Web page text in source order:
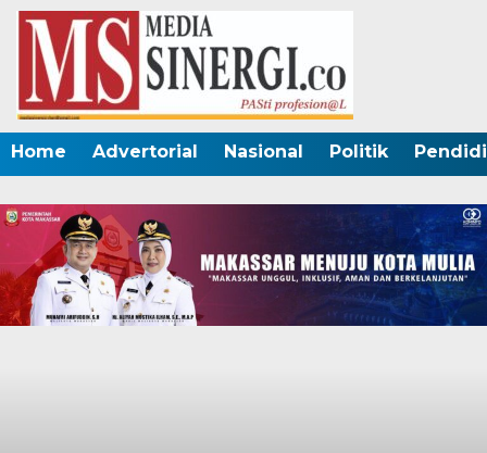
Home Advertorial Nasional Politik